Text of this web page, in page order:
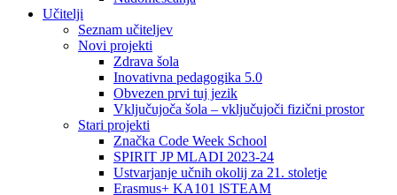
Učitelji
Seznam učiteljev
Novi projekti
Zdrava šola
Inovativna pedagogika 5.0
Obvezen prvi tuj jezik
Vključujoča šola – vključujoči fizični prostor
Stari projekti
Značka Code Week School
SPIRIT JP MLADI 2023-24
Ustvarjanje učnih okolij za 21. stoletje
Erasmus+ KA101 lSTEAM